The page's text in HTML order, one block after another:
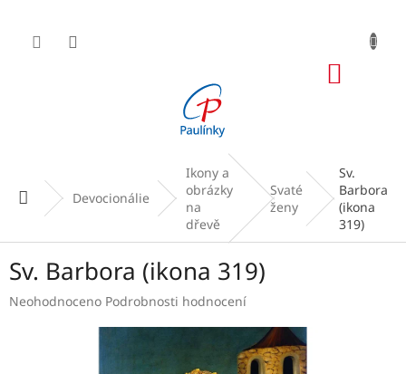
obsah
Domů Devocionálie
Ikony a
obrázky
na
dřevě
Svaté
ženy
Sv.
Barbora
(ikona
319)
Sv. Barbora (ikona 319)
Průměrné
Neohodnoceno Podrobnosti hodnocení